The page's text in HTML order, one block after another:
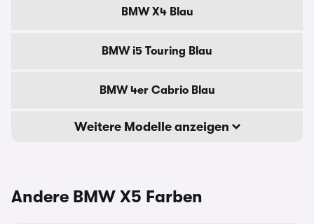
BMW X4 Blau
BMW i5 Touring Blau
BMW 4er Cabrio Blau
Weitere Modelle anzeigen
Andere BMW X5 Farben